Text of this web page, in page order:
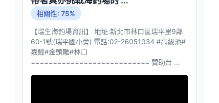
相關性: 75%
【瑞生海釣場資訊】 地址:新北市林口區瑞平里9鄰
60-1號(瑞平國小旁) 電話:02-26051034 #高級池#
嘉鱲#金頭雕#林口
=========================== 贊助台 ...